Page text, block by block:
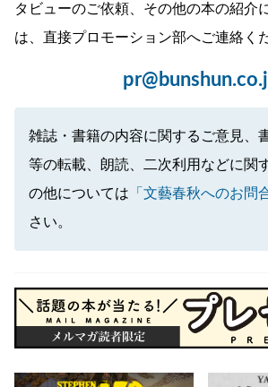
タビューのご依頼、その他の本の紹介
は、直接プロモーション部へご連絡く
雑誌・書籍の内容に関するご意見、
等の転載、朗読、二次利用などに関
の他については 「文藝春秋へのお問
さい。